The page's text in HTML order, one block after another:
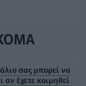
σας μπορεί να
έχετε κοιμηθεί